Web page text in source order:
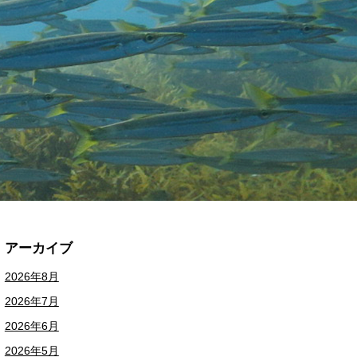
アーカイブ
2026年8月
2026年7月
2026年6月
2026年5月